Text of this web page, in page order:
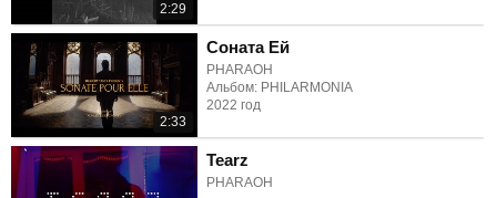
2:29
2:33
Соната Ей
PHARAOH
Альбом: PHILARMONIA
2022 год
Tearz
PHARAOH